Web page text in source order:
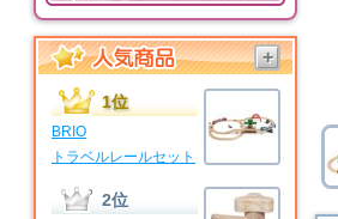
+
1位
BRIO
トラベルレールセット
2位